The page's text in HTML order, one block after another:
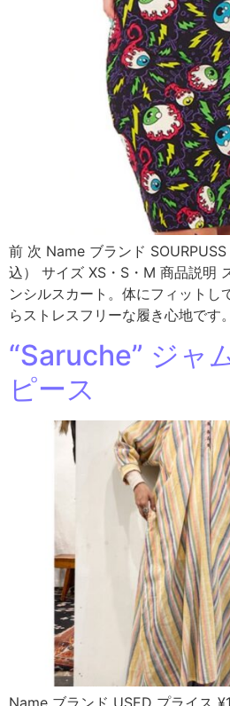
前 次 Name ブランド
込） サイズ XS・S・M 商品説明
ンシルスカート。体にフィットし
らストレスフリーな履き心地です
“Saruche” ジャ
ピース
Name ブランド USED プライス